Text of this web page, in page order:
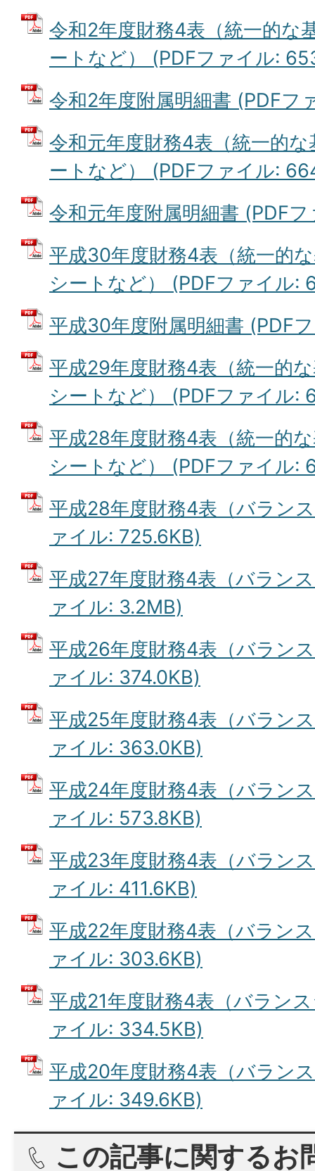
令和2年度財務4表（統一的な
ートなど） (PDFファイル:
令和2年度附属明細書 (PDFフ
令和元年度財務4表（統一的
ートなど） (PDFファイル:
令和元年度附属明細書 (PDF
平成30年度財務4表（統一的
シートなど） (PDFファイル:
平成30年度附属明細書 (PDF
平成29年度財務4表（統一的
シートなど） (PDFファイル:
平成28年度財務4表（統一的
シートなど） (PDFファイル:
平成28年度財務4表（バラン
ァイル: 725.6KB)
平成27年度財務4表（バラン
ァイル: 3.2MB)
平成26年度財務4表（バラン
ァイル: 374.0KB)
平成25年度財務4表（バラン
ァイル: 363.0KB)
平成24年度財務4表（バラン
ァイル: 573.8KB)
平成23年度財務4表（バラン
ァイル: 411.6KB)
平成22年度財務4表（バラン
ァイル: 303.6KB)
平成21年度財務4表（バラン
ァイル: 334.5KB)
平成20年度財務4表（バラン
ァイル: 349.6KB)
この記事に関するお